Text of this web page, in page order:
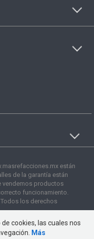
están
de la garantía están
vendemos productos
funcionamiento.
los derechos
cookies, las cuales nos
Más